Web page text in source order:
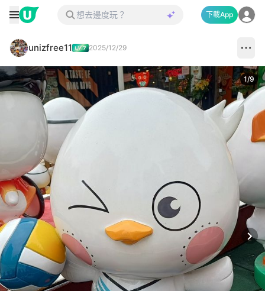
下載App
unizfree11 2025/12/29
1/9